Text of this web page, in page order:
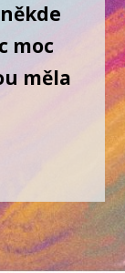
moc
měla